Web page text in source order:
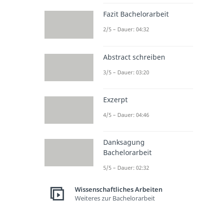
Fazit Bachelorarbeit
2/5 – Dauer: 04:32
Abstract schreiben
3/5 – Dauer: 03:20
Exzerpt
4/5 – Dauer: 04:46
Danksagung
Bachelorarbeit
5/5 – Dauer: 02:32
Wissenschaftliches Arbeiten
Weiteres zur Bachelorarbeit